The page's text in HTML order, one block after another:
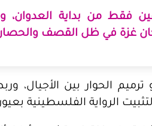
فقط من بداية العدوان،
غزة في ظل القصف
الحوار بين الأجيال،
الرواية الفلسطينية